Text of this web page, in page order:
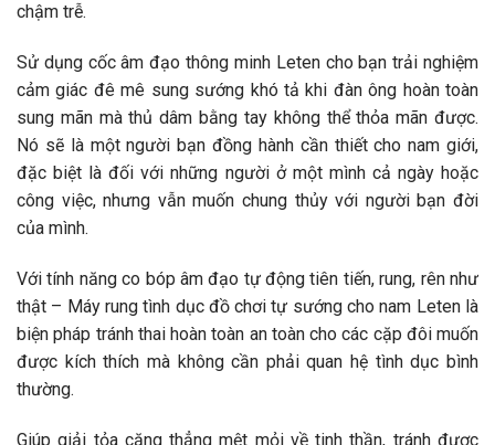
chậm trễ.
Sử dụng cốc âm đạo thông minh Leten cho bạn trải nghiệm
cảm giác đê mê sung sướng khó tả khi đàn ông hoàn toàn
sung mãn mà thủ dâm bằng tay không thể thỏa mãn được.
Nó sẽ là một người bạn đồng hành cần thiết cho nam giới,
đặc biệt là đối với những người ở một mình cả ngày hoặc
công việc, nhưng vẫn muốn chung thủy với người bạn đời
của mình.
Với tính năng co bóp âm đạo tự động tiên tiến, rung, rên như
thật – Máy rung tình dục đồ chơi tự sướng cho nam Leten là
biện pháp tránh thai hoàn toàn an toàn cho các cặp đôi muốn
được kích thích mà không cần phải quan hệ tình dục bình
thường.
Giúp giải tỏa căng thẳng mệt mỏi về tinh thần, tránh được